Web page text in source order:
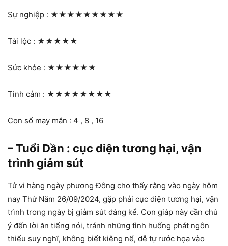
Sự nghiệp : ★★★★★★★★★
Tài lộc : ★★★★★
Sức khỏe : ★★★★★★
Tình cảm : ★★★★★★★★
Con số may mắn : 4 , 8 , 16
– Tuổi Dần : cục diện tương hại, vận
trình giảm sút
Tử vi hàng ngày phương Đông cho thấy rằng vào ngày hôm
nay Thứ Năm 26/09/2024, gặp phải cục diện tương hại, vận
trình trong ngày bị giảm sút đáng kể. Con giáp này cần chú
ý đến lời ăn tiếng nói, tránh những tình huống phát ngôn
thiếu suy nghĩ, không biết kiêng nể, dễ tự rước họa vào